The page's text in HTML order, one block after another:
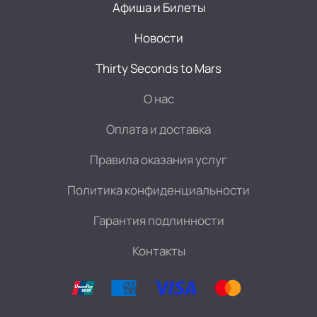
Афиша и Билеты
Новости
Thirty Seconds to Mars
О нас
Оплата и доставка
Правила оказания услуг
Политика конфиденциальности
Гарантия подлинности
Контакты